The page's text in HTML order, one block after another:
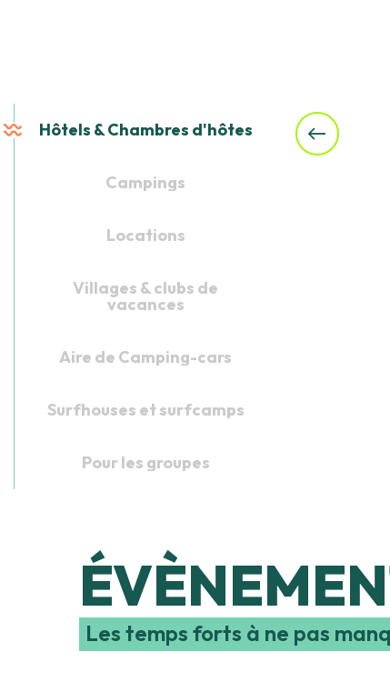
Hôtels & Chambres d'hôtes
Campings
Locations
Villages & clubs de
vacances
Aire de Camping-cars
Surfhouses et surfcamps
Pour les groupes
Les temps forts à ne pas
LES